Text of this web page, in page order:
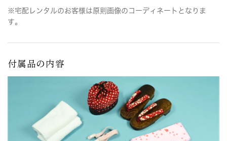
※宅配レンタルのお客様は原則画像のコーディネートとなりま
す。
付属品の内容